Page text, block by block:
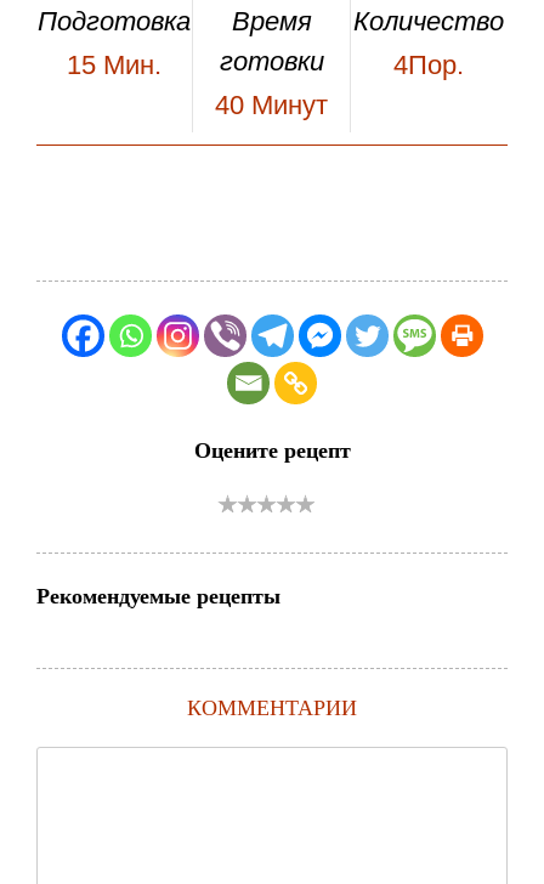
Подготовка
15 Мин.
Время
готовки
40 Минут
Количество
4Пор.
Оцените рецепт
Рекомендуемые рецепты
КОММЕНТАРИИ